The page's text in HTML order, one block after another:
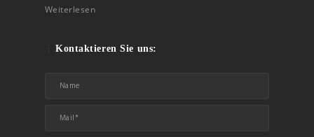
Weiterlesen
Kontaktieren Sie uns: